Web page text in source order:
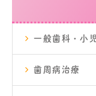
一般歯科・小
歯周病治療